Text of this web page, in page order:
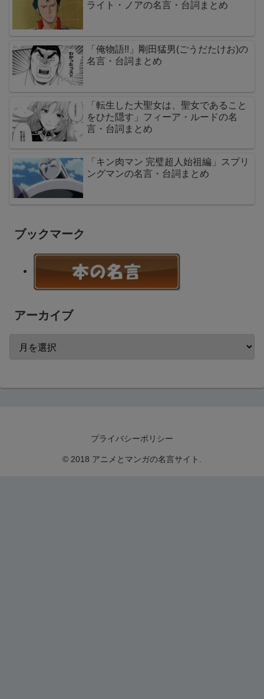
ライト・ノアの名言・台詞まとめ
「俺物語!!」剛田猛男(ごうだたけお)の
名言・台詞まとめ
「転生した大聖女は、聖女であること
をひた隠す」フィーア・ルードの名
言・台詞まとめ
「キン肉マン 完璧超人始祖編」スプリ
ングマンの名言・台詞まとめ
ブックマーク
アーカイブ
プライバシーポリシー
© 2018 アニメとマンガの名言サイト.